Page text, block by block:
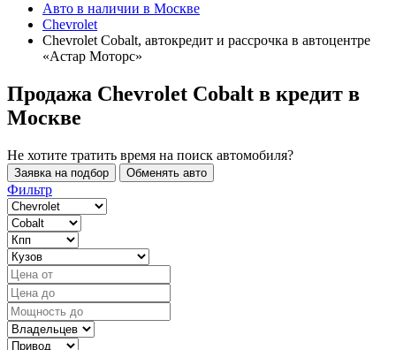
Авто в наличии в Москве
Chevrolet
Chevrolet Cobalt, автокредит и рассрочка в автоцентре
«Астар Моторс»
Продажа Chevrolet Cobalt в кредит в
Москве
Не хотите тратить время на поиск автомобиля?
Заявка на подбор Обменять авто
Фильтр